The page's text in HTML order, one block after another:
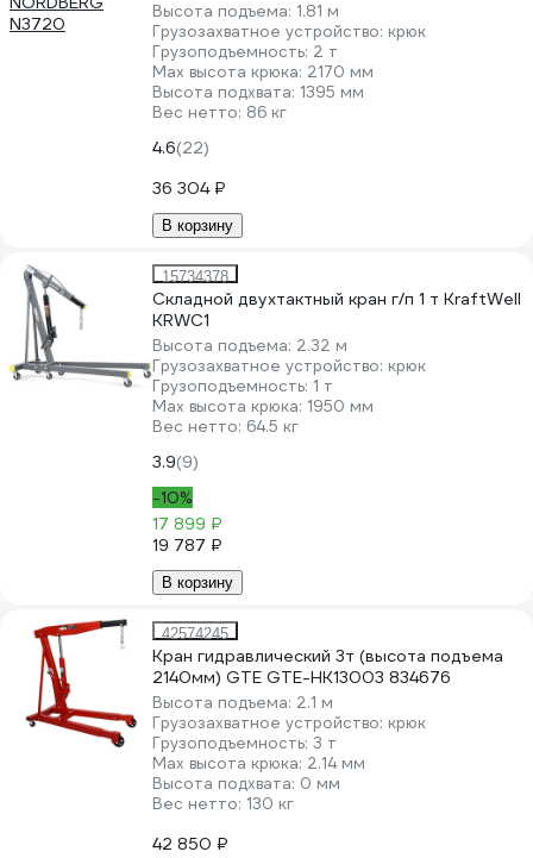
Высота подъема: 1.81 м
Грузозахватное устройство: крюк
Грузоподъемность: 2 т
Мах высота крюка: 2170 мм
Высота подхвата: 1395 мм
Вес нетто: 86 кг
4.6(22)
36 304 ₽
В корзину
15734378
Складной двухтактный кран г/п 1 т KraftWell
KRWC1
Высота подъема: 2.32 м
Грузозахватное устройство: крюк
Грузоподъемность: 1 т
Мах высота крюка: 1950 мм
Вес нетто: 64.5 кг
3.9(9)
-10%
17 899 ₽
19 787 ₽
В корзину
42574245
Кран гидравлический 3т (высота подъема
2140мм) GTE GTE-HK13003 834676
Высота подъема: 2.1 м
Грузозахватное устройство: крюк
Грузоподъемность: 3 т
Мах высота крюка: 2.14 мм
Высота подхвата: 0 мм
Вес нетто: 130 кг
42 850 ₽